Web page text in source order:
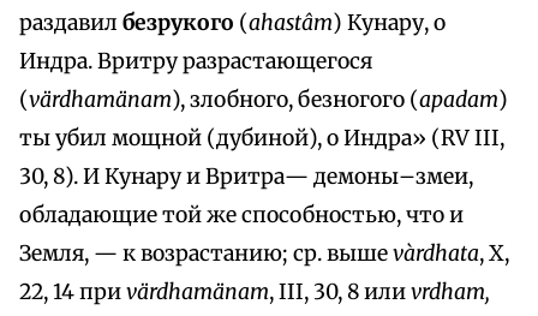
раздавил безрукого (ahastâm) Кунару, о
Индра. Вритру разрастающегося
(värdhamänam), злобного, безногого (apadam)
ты убил мощной (дубиной), о Индра» (RV III,
30, 8). И Кунару и Вритра— демоны–змеи,
обладающие той же способностью, что и
Земля, — к возрастанию; ср. вышеvàrdhata, X,
22, 14 приvärdhamänam, III, 30, 8 илиvrdham,